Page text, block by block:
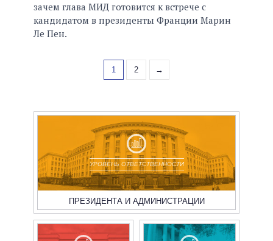
зачем глава МИД готовится к встрече с
кандидатом в президенты Франции Марин
Ле Пен.
1 2 →
УРОВЕНЬ ОТВЕТСТВЕННОСТИ
ПРЕЗИДЕНТА И АДМИНИСТРАЦИИ